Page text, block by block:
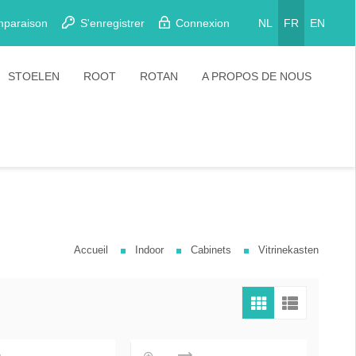
S'enregistrer Connexion NL FR EN
STOELEN ROOT ROTAN A PROPOS DE NOUS
Accueil Indoor Cabinets Vitrinekasten